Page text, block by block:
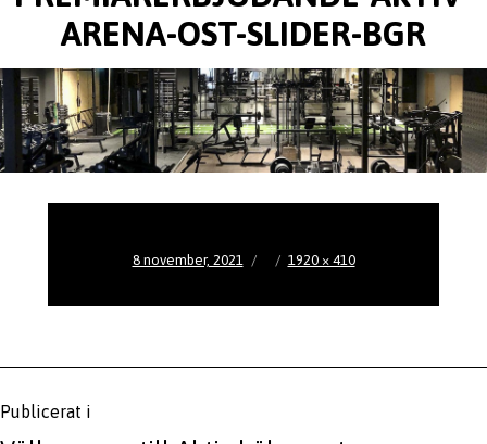
ARENA-OST-SLIDER-BGR
Publicerat
8 november, 2021
Full
1920 × 410
Publicerat i